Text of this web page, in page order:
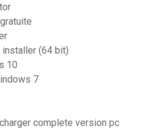
(64 bit)
10
7
complete version pc